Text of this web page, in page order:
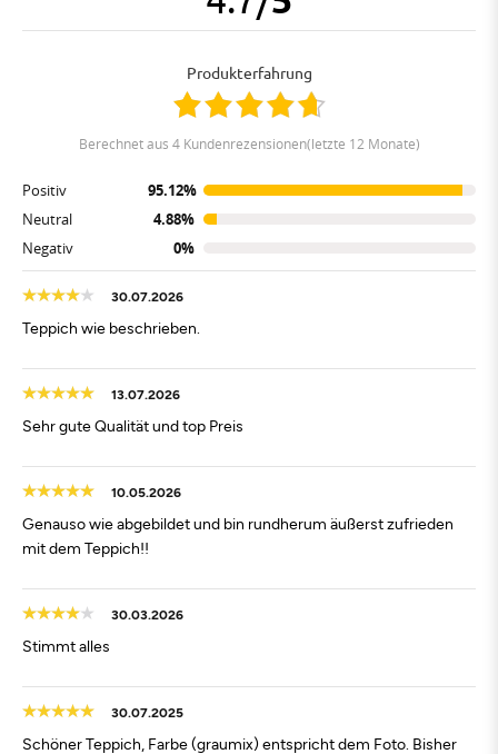
Produkterfahrung
berechnet aus 4 Kundenrezensionen(letzte 12 Monate)
Positiv
95.12%
Neutral
4.88%
Negativ
0%
30.07.2026
Teppich wie beschrieben.
13.07.2026
Sehr gute Qualität und top Preis
10.05.2026
Genauso wie abgebildet und bin rundherum äußerst zufrieden
mit dem Teppich!!
30.03.2026
Stimmt alles
30.07.2025
Schöner Teppich, Farbe (graumix) entspricht dem Foto. Bisher